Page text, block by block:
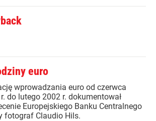
euro
wprowadzania euro od czerwca
do lutego 2002 r. dokumentował
Europejskiego Banku Centralnego
fotograf Claudio Hils.